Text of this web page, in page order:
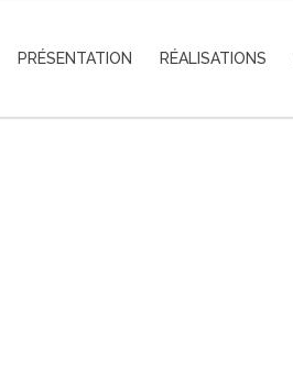
PRÉSENTATION RÉALISATIONS